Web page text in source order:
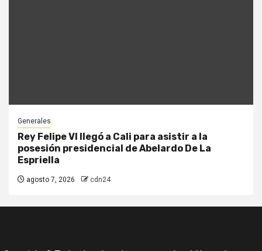
Generales
Rey Felipe VI llegó a Cali para asistir a la
posesión presidencial de Abelardo De La
Espriella
agosto 7, 2026 cdn24